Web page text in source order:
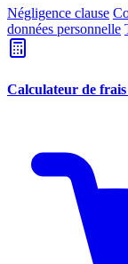
Négligence clause
données personnelle
Calculateur de